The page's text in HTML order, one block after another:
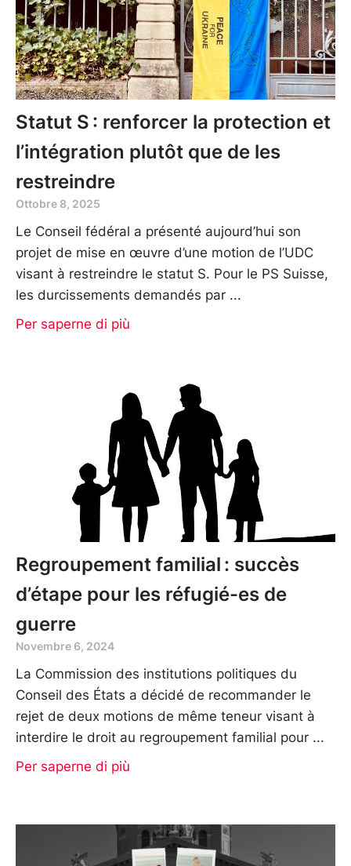
Statut S : renforcer la protection et
l’intégration plutôt que de les
restreindre
Ottobre 8, 2025
Le Conseil fédéral a présenté aujourd’hui son
projet de mise en œuvre d’une motion de l’UDC
visant à restreindre le statut S. Pour le PS Suisse,
les durcissements demandés par
Per saperne di più
Regroupement familial : succès
d’étape pour les réfugié-es de
guerre
Novembre 6, 2024
La Commission des institutions politiques du
Conseil des États a décidé de recommander le
rejet de deux motions de même teneur visant à
interdire le droit au regroupement familial pour
Per saperne di più